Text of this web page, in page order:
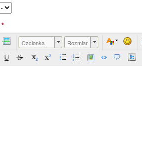
*
Czcionka Rozmiar